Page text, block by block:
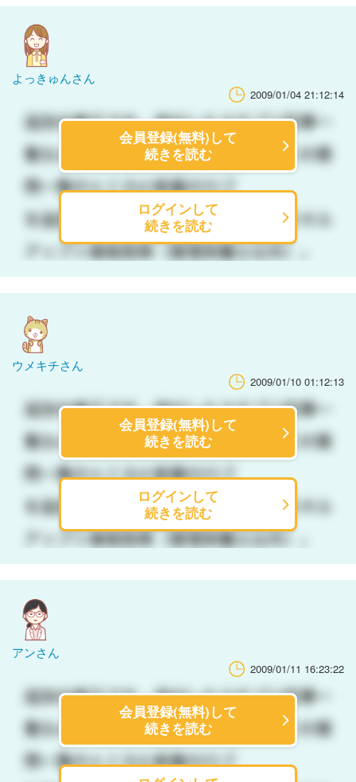
よっきゅんさん
2009/01/04 21:12:14
会員登録(無料)して
続きを読む
ログインして
続きを読む
ウメキチさん
2009/01/10 01:12:13
会員登録(無料)して
続きを読む
ログインして
続きを読む
アンさん
2009/01/11 16:23:22
会員登録(無料)して
続きを読む